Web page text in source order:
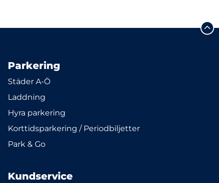
Parkering
Städer A-Ö
Laddning
Hyra parkering
Korttidsparkering / Periodbiljetter
Park & Go
Kundservice